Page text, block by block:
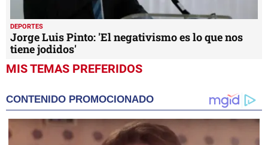
DEPORTES
Jorge Luis Pinto: 'El negativismo es lo que nos
tiene jodidos'
MIS TEMAS PREFERIDOS
CONTENIDO PROMOCIONADO